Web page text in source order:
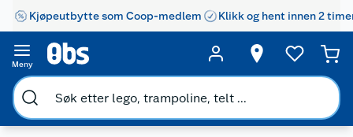
Kjøpeutbytte som Coop-medlem Klikk og hent innen 2
Meny